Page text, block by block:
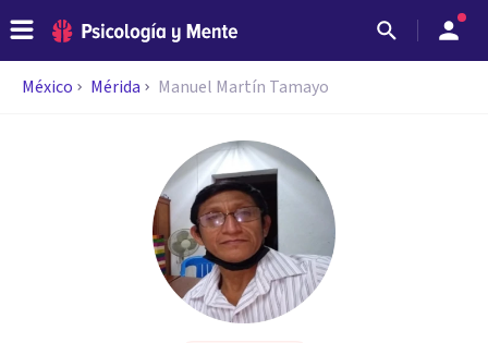
México Mérida Manuel Martín Tamayo